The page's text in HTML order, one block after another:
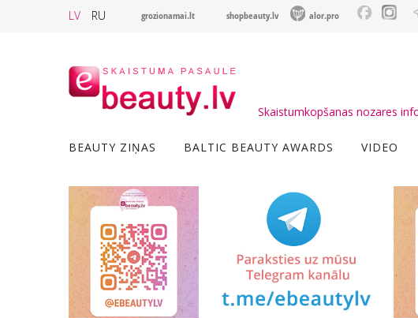
LV RU grozionamai.lt shopbeauty.lv alor.pro
Skaistumkopšanas nozares
BEAUTY ZIŅAS BALTIC BEAUTY AWARDS VIDEO